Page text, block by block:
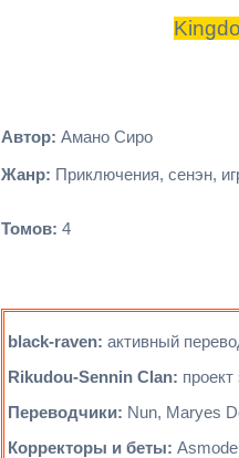
Автор: Амано Сиро
Жанр: Приключения, сенэн,
Томов: 4
black-raven: активный
Rikudou-Sennin Clan: проект
Переводчики: Nun, Maryes
Корректоры и беты: